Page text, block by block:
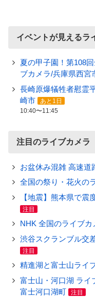
イベントが見えるラ
夏の甲子園！第108
ブカメラ/兵庫県西宮
長崎原爆犠牲者慰霊
崎市
あと1日
10:40〜11:45
注目のライブカメラ
お盆休み混雑 高速道
全国の祭り・花火の
【地震】熊本県で震
注目
NHK 全国のライブ
渋谷スクランブル交
注目
精進湖と富士山ライ
富士山・河口湖 ライ
富士河口湖町
注目